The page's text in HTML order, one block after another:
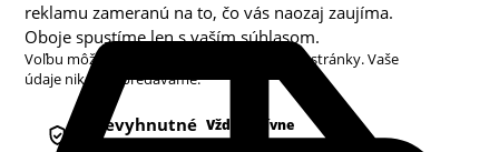
reklamu zameranú na to, čo vás naozaj zaujíma.
Oboje spustíme len s vaším súhlasom.
Voľbu môžete kedykoľvek zmeniť v pätičke stránky. Vaše
údaje nikdy nepredávame.
Nevyhnutné Vždy aktívne